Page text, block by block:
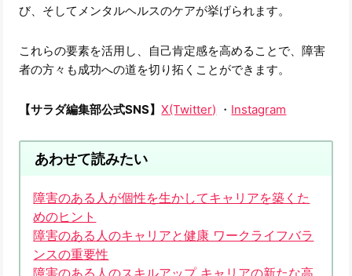
び、そしてメンタルヘルスのケアが挙げられます。
これらの要素を活用し、自己肯定感を高めることで、障害
者の方々も成功への道を切り拓くことができます。
【サラダ編集部公式SNS】X(Twitter) ・ Instagram
あわせて読みたい
障害のある人が個性を生かしてキャリアを築くた
めのヒント
障害のある人のキャリアと健康 ワークライフバラ
ンスの重要性